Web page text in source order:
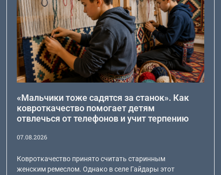
«Мальчики тоже садятся за станок». Как
ковроткачество помогает детям
отвлечься от телефонов и учит терпению
07.08.2026
Ковроткачество принято считать старинным
женским ремеслом. Однако в селе Гайдары этот